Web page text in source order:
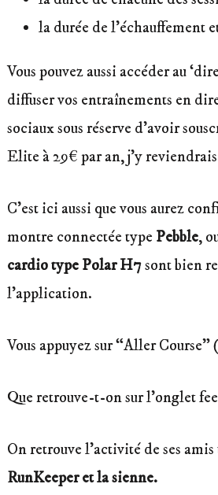
la durée de l’échauffement
Vous pouvez aussi accéder au
diffuser vos entraînements en
sociaux sous réserve d’avoir
Elite à 29€ par an, j’y
C’est ici aussi que vous aurez
montre connectée type Pebble,
cardio type Polar H7sont bien
l’application.
Vous appuyez sur “Aller Course”
Que retrouve-t-on sur l’onglet
On retrouve l’activité de ses
RunKeeper et la sienne.